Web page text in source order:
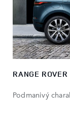
RANGE ROVER
Podmanivý